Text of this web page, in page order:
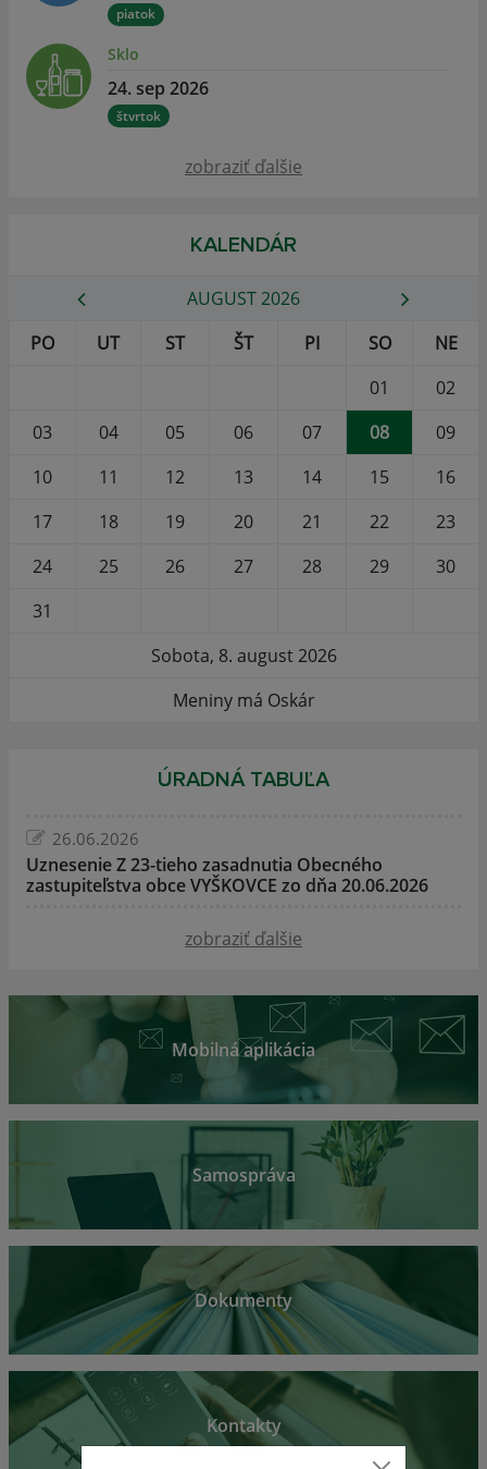
piatok
Sklo
24. sep 2026
štvrtok
zobraziť ďalšie
KALENDÁR
AUGUST 2026
PO
UT ST ŠT PI SO
NE
01
02
03
04 05 06 07 08
09
10
11 12 13 14 15
16
17
18 19 20 21 22
23
24
25 26 27 28 29
30
31
Sobota, 8. august 2026
Meniny má Oskár
ÚRADNÁ TABUĽA
26.06.2026
Uznesenie Z 23-tieho zasadnutia Obecného
zastupiteľstva obce VYŠKOVCE zo dňa 20.06.2026
zobraziť ďalšie
Mobilná aplikácia
Samospráva
Dokumenty
Kontakty